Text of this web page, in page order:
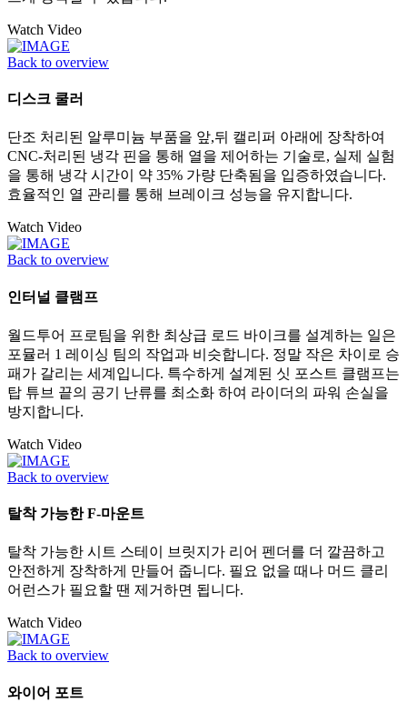
Watch Video
Back to overview
디스크 쿨러
단조 처리된 알루미늄 부품을 앞,뒤 캘리퍼 아래에 장착하여
CNC-처리된 냉각 핀을 통해 열을 제어하는 기술로, 실제 실험
을 통해 냉각 시간이 약 35% 가량 단축됨을 입증하였습니다.
효율적인 열 관리를 통해 브레이크 성능을 유지합니다.
Watch Video
Back to overview
인터널 클램프
월드투어 프로팀을 위한 최상급 로드 바이크를 설계하는 일은
포뮬러 1 레이싱 팀의 작업과 비슷합니다. 정말 작은 차이로 승
패가 갈리는 세계입니다. 특수하게 설계된 싯 포스트 클램프는
탑 튜브 끝의 공기 난류를 최소화 하여 라이더의 파워 손실을
방지합니다.
Watch Video
Back to overview
탈착 가능한 F-마운트
탈착 가능한 시트 스테이 브릿지가 리어 펜더를 더 깔끔하고
안전하게 장착하게 만들어 줍니다. 필요 없을 때나 머드 클리
어런스가 필요할 땐 제거하면 됩니다.
Watch Video
Back to overview
와이어 포트